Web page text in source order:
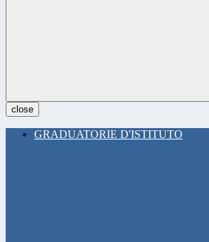
close
GRADUATORIE D'ISTITUTO